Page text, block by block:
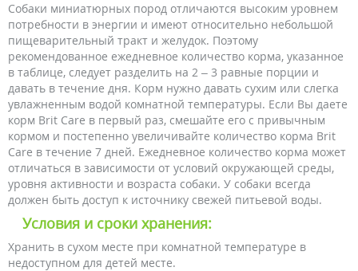
Собаки миниатюрных пород отличаются высоким уровнем
потребности в энергии и имеют относительно небольшой
пищеварительный тракт и желудок. Поэтому
рекомендованное ежедневное количество корма, указанное
в таблице, следует разделить на 2 – 3 равные порции и
давать в течение дня. Корм нужно давать сухим или слегка
увлажненным водой комнатной температуры. Если Вы даете
корм Brit Care в первый раз, смешайте его с привычным
кормом и постепенно увеличивайте количество корма Brit
Care в течение 7 дней. Ежедневное количество корма может
отличаться в зависимости от условий окружающей среды,
уровня активности и возраста собаки. У собаки всегда
должен быть доступ к источнику свежей питьевой воды.
Условия и сроки хранения:
Хранить в сухом месте при комнатной температуре в
недоступном для детей месте.